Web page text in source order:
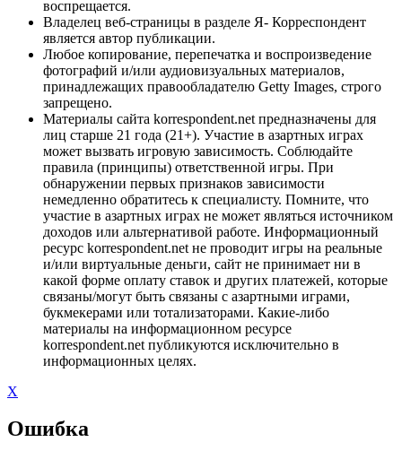
воспрещается.
Владелец веб-страницы в разделе Я- Корреспондент
является автор публикации.
Любое копирование, перепечатка и воспроизведение
фотографий и/или аудиовизуальных материалов,
принадлежащих правообладателю Getty Images, строго
запрещено.
Материалы сайта korrespondent.net предназначены для
лиц старше 21 года (21+). Участие в азартных играх
может вызвать игровую зависимость. Соблюдайте
правила (принципы) ответственной игры. При
обнаружении первых признаков зависимости
немедленно обратитесь к специалисту. Помните, что
участие в азартных играх не может являться источником
доходов или альтернативой работе. Информационный
ресурс korrespondent.net не проводит игры на реальные
и/или виртуальные деньги, сайт не принимает ни в
какой форме оплату ставок и других платежей, которые
связаны/могут быть связаны с азартными играми,
букмекерами или тотализаторами. Какие-либо
материалы на информационном ресурсе
korrespondent.net публикуются исключительно в
информационных целях.
X
Ошибка